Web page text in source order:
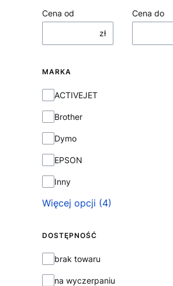
Cena od
zł
Cena do
MARKA
Marka
ACTIVEJET
Brother
Dymo
EPSON
Inny
Więcej opcji (4)
DOSTĘPNOŚĆ
Dostępność
brak towaru
na wyczerpaniu